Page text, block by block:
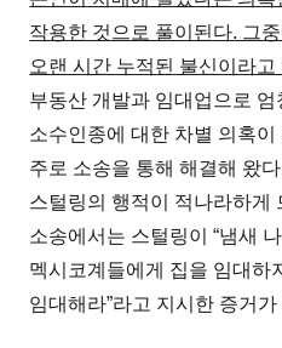
작용한 것으로 풀이된다. 그
오랜 시간 누적된 불신이라고
부동산 개발과 임대업으로
소수인종에 대한 차별 의혹
주로 소송을 통해 해결해 왔
스털링의 행적이 적나라하게
소송에서는 스털링이 “냄새
멕시코계들에게 집을 임대하
임대해라”라고 지시한 증거